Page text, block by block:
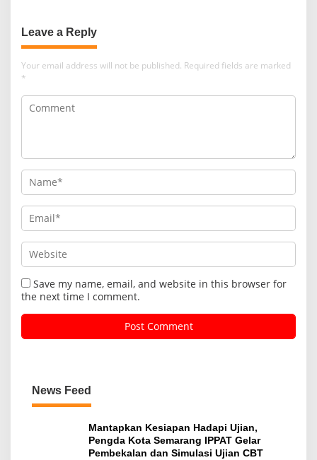
Leave a Reply
Your email address will not be published. Required fields are marked
*
Save my name, email, and website in this browser for
the next time I comment.
News Feed
Mantapkan Kesiapan Hadapi Ujian,
Pengda Kota Semarang IPPAT Gelar
Pembekalan dan Simulasi Ujian CBT